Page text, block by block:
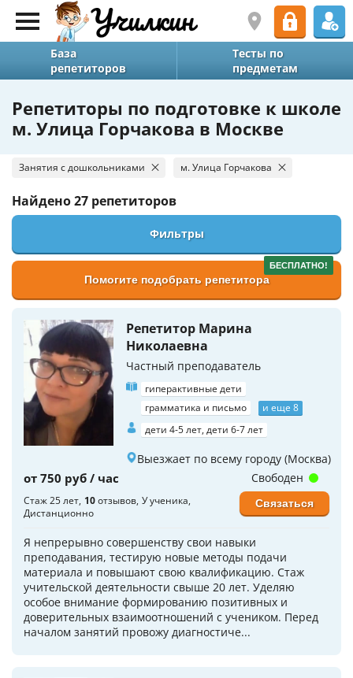
База
репетиторов
Тесты по
предметам
Репетиторы по подготовке к школе
м. Улица Горчакова в Москве
Занятия с дошкольниками м. Улица Горчакова
Найдено27 репетиторов
Фильтры
БЕСПЛАТНО!
Помогите подобрать репетитора
Репетитор Марина
Николаевна
Частный преподаватель
гиперактивные дети
грамматика и письмо
и еще 8
дети 4-5 лет, дети 6-7 лет
Выезжает по всему городу (Москва)
от 750 руб / час
Стаж 25 лет 10отзывов У ученика
Дистанционно
Я непрерывно совершенству свои навыки
преподавания, тестирую новые методы подачи
материала и повышают свою квалификацию. Стаж
учительской деятельности свыше 20 лет. Уделяю
особое внимание формированию позитивных и
доверительных взаимоотношений с учеником. Перед
началом занятий провожу диагностиче...
Свободен
Связаться